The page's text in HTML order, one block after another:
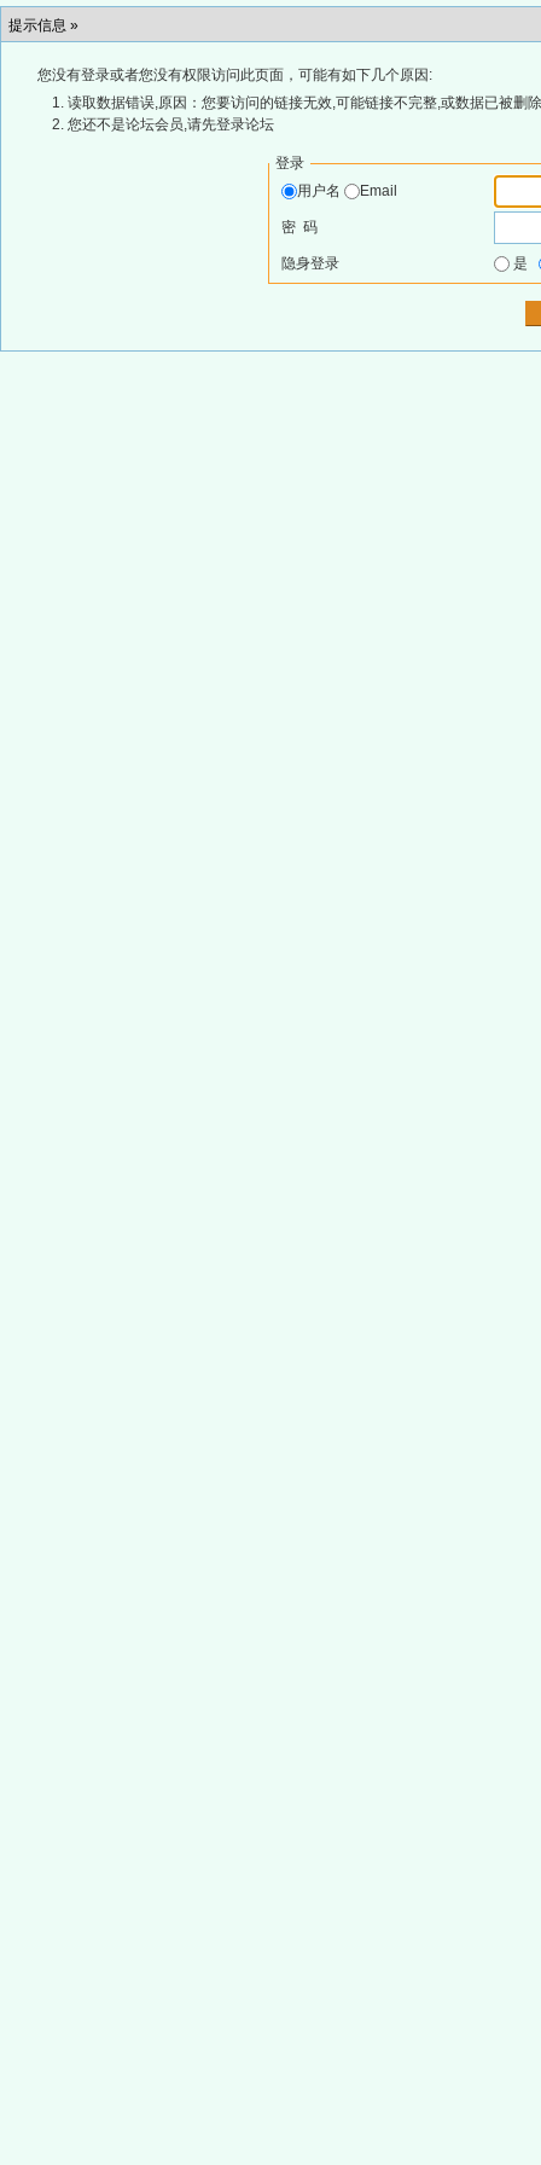
提示信息 »
您没有登录或者您没有权限访问此页面，可能有如下几个原因:
读取数据错误,原因：您要访问的链接无效,可能链接不完整,或数据已被删
您还不是论坛会员,请先登录论坛
登录
用户名
Email
密 码
隐身登录 是